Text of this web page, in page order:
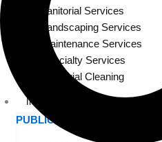
Janitorial Services
Landscaping Services
Maintenance Services
Specialty Services
Industrial Cleaning
INDUSTRIES
PUBLIC EDUCATION